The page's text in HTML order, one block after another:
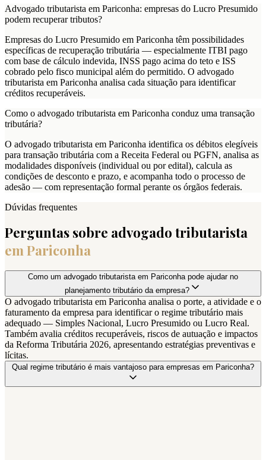
Advogado tributarista em Pariconha: empresas do Lucro Presumido
podem recuperar tributos?
Empresas do Lucro Presumido em Pariconha têm possibilidades
específicas de recuperação tributária — especialmente ITBI pago
com base de cálculo indevida, INSS pago acima do teto e ISS
cobrado pelo fisco municipal além do permitido. O advogado
tributarista em Pariconha analisa cada situação para identificar
créditos recuperáveis.
Como o advogado tributarista em Pariconha conduz uma transação
tributária?
O advogado tributarista em Pariconha identifica os débitos elegíveis
para transação tributária com a Receita Federal ou PGFN, analisa as
modalidades disponíveis (individual ou por edital), calcula as
condições de desconto e prazo, e acompanha todo o processo de
adesão — com representação formal perante os órgãos federais.
Dúvidas frequentes
Perguntas sobre advogado tributarista
emPariconha
Como um advogado tributarista em Pariconha pode ajudar no
planejamento tributário da empresa?
O advogado tributarista em Pariconha analisa o porte, a atividade e o
faturamento da empresa para identificar o regime tributário mais
adequado — Simples Nacional, Lucro Presumido ou Lucro Real.
Também avalia créditos recuperáveis, riscos de autuação e impactos
da Reforma Tributária 2026, apresentando estratégias preventivas e
lícitas.
Qual regime tributário é mais vantajoso para empresas em Pariconha?